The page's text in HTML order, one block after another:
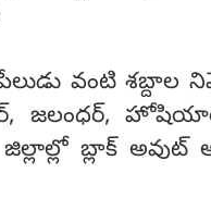
వంటి శబ్దాల
జలంధర్,
బ్లాక్ అవుట్